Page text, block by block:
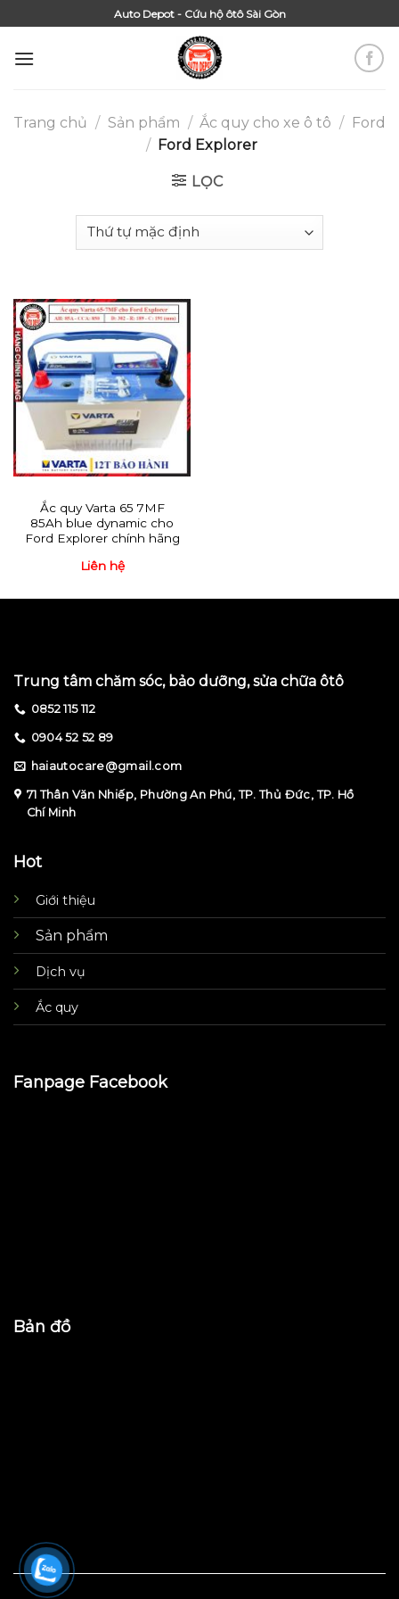
to
content
Auto Depot - Cứu hộ ôtô Sài Gòn
Trang chủ / Sản phẩm / Ắc quy cho xe ô tô / Ford
/ Ford Explorer
LỌC
Ắc quy Varta 65 7MF
85Ah blue dynamic cho
Ford Explorer chính hãng
Liên hệ
Trung tâm chăm sóc, bảo dưỡng, sửa chữa ôtô
0852 115 112
0904 52 52 89
haiautocare@gmail.com
71 Thân Văn Nhiếp, Phường An Phú, TP. Thủ Đức, TP. Hồ
Chí Minh
Hot
Giới thiệu
Sản phẩm
Dịch vụ
Ắc quy
Fanpage Facebook
Bản đồ